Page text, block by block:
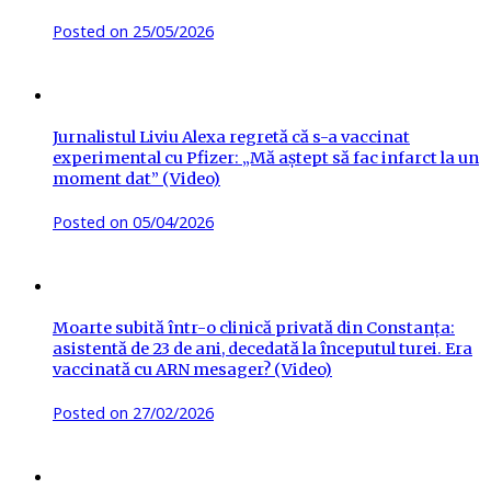
Posted on 25/05/2026
Jurnalistul Liviu Alexa regretă că s-a vaccinat
experimental cu Pfizer: „Mă aștept să fac infarct la un
moment dat” (Video)
Posted on 05/04/2026
Moarte subită într-o clinică privată din Constanța:
asistentă de 23 de ani, decedată la începutul turei. Era
vaccinată cu ARN mesager? (Video)
Posted on 27/02/2026